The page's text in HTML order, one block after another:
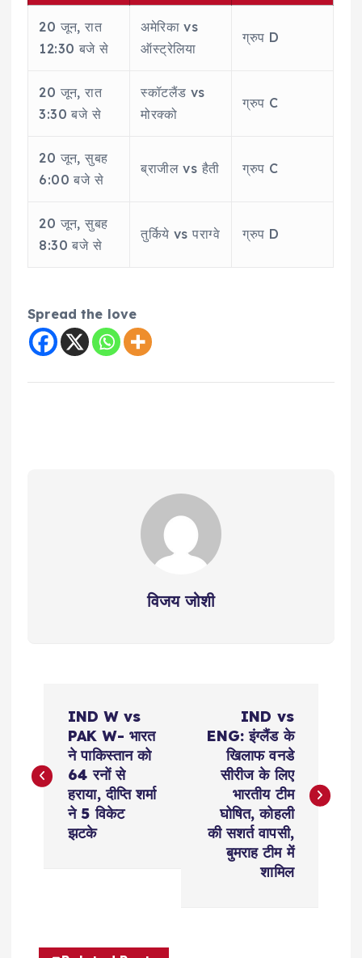
20 जून, रात
12:30 बजे से
अमेरिका vs
ऑस्ट्रेलिया
ग्रुप D
20 जून, रात
3:30 बजे से
स्कॉटलैंड vs
मोरक्को
ग्रुप C
20 जून, सुबह
6:00 बजे से
ब्राजील vs हैती ग्रुप C
20 जून, सुबह
8:30 बजे से
तुर्किये vs पराग्वे ग्रुप D
Spread the love
विजय जोशी
s
v
IND W vs
PAK W- भारत
ने पाकिस्तान को
64 रनों से
हराया, दीप्ति शर्मा
ने 5 विकेट
झटके
IND vs
ENG: इंग्लैंड के
खिलाफ वनडे
सीरीज के लिए
भारतीय टीम
घोषित, कोहली
की सशर्त वापसी,
बुमराह टीम में
शामिल